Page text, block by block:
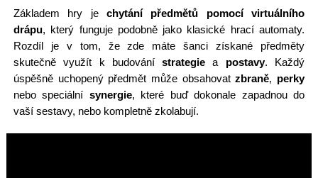
Základem hry jechytání předmětů pomocí virtuálního
drápu, který funguje podobně jako klasické hrací automaty.
Rozdíl je v tom, že zde máte šanci získané předměty
skutečně využít k budovánístrategie a postavy. Každý
úspěšně uchopený předmět může obsahovatzbraně, perky
nebo speciální synergie, které buď dokonale zapadnou do
vaší sestavy, nebo kompletně zkolabují.